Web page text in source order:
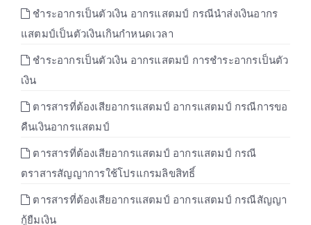
ชำระอากรเป็นตัวเงิน อากรแสตมป์ กรณีนำส่งเงินอากร
แสตมป์เป็นตัวเงินเกินกำหนดเวลา
ชำระอากรเป็นตัวเงิน อากรแสตมป์ การชำระอากรเป็นตัว
เงิน
ตารสารที่ต้องเสียอากรแสตมป์ อากรแสตมป์ กรณีการขอ
คืนเงินอากรแสตมป์
ตารสารที่ต้องเสียอากรแสตมป์ อากรแสตมป์ กรณี
ตราสารสัญญาการใช้โปรแกรมลิขสิทธิ์
ตารสารที่ต้องเสียอากรแสตมป์ อากรแสตมป์ กรณีสัญญา
กู้ยืมเงิน